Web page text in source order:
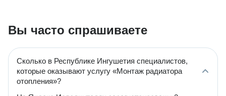
Вы часто спрашиваете
Сколько в Республике Ингушетия специалистов,
которые оказывают услугу «Монтаж радиатора
отопления»?